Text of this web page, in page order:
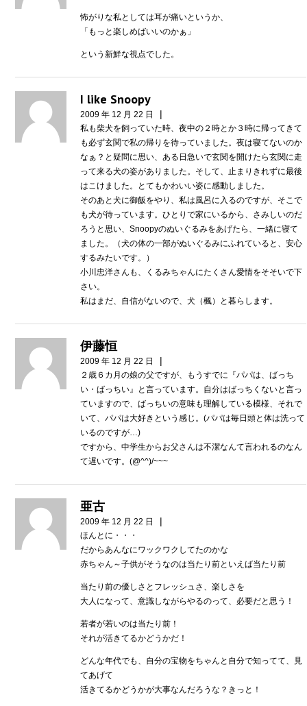
怖がりな私としては耳が痛いというか、
「もっと楽しめばいいのかぁ」
という新鮮な視点でした。
I like Snoopy
2009 年 12 月 22 日 |
私も柴犬を飼っていた時、夜中の２時とか３時に帰ってきて
も必ず玄関で私の帰りを待っていました。夜は寝てないのか
なぁ？と疑問に思い、ある日急いで玄関を開けたら玄関に走
って来る犬の姿がありました。そして、止まりきれずに最後
はこけました。とてもかわいい姿に感動しました。
そのあと犬に御飯をやり、私は風呂に入るのですが、そこで
も犬が待っています。ひとりで家にいるから、さみしいのだ
ろうと思い、Snoopyのぬいぐるみをあげたら、一緒に寝て
ました。（犬の体の一部がぬいぐるみにふれていると、安心
するみたいです。）
小川忠洋さんも、くるみちゃんにたくさん愛情をそそいで下
さい。
私はまだ、自信がないので、犬（楓）と暮らします。
伊藤恒
2009 年 12 月 22 日 |
２歳６カ月の娘の父ですが、もうすでに『パパは、ばっち
い・ばっちい』と言っています。自分はばっちくないと言っ
ていますので、ばっちいの意味も理解している模様、それで
いて、パパは大好きという感じ。(パパは毎日頭と体は洗って
いるのですが…)
ですから、中学生からお父さんは不潔なんて言われるのなん
て遅いです。(@^^)/~~~
亜古
2009 年 12 月 22 日 |
ほんとに・・・
だからあんなにワックワクしてたのかな
赤ちゃん～子供がそうなのは当たり前といえば当たり前
当たり前の優しさとフレッシュさ、楽しさを
大人になって、意識しながらやるのって、必要だと思う！
若者が若いのは当たり前！
それが活きてるかどうかだ！
どんな年代でも、自分の宝物をちゃんと自分で知ってて、見
てあげて
活きてるかどうかが大事なんだろうな？きっと！